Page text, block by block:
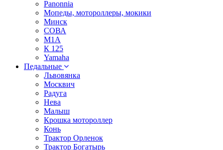
Panonnia
Мопеды, мотороллеры, мокики
Минск
СОВА
М1А
К 125
Yamaha
Педальные
Львовянка
Москвич
Радуга
Нева
Малыш
Крошка мотороллер
Конь
Трактор Орленок
Трактор Богатырь